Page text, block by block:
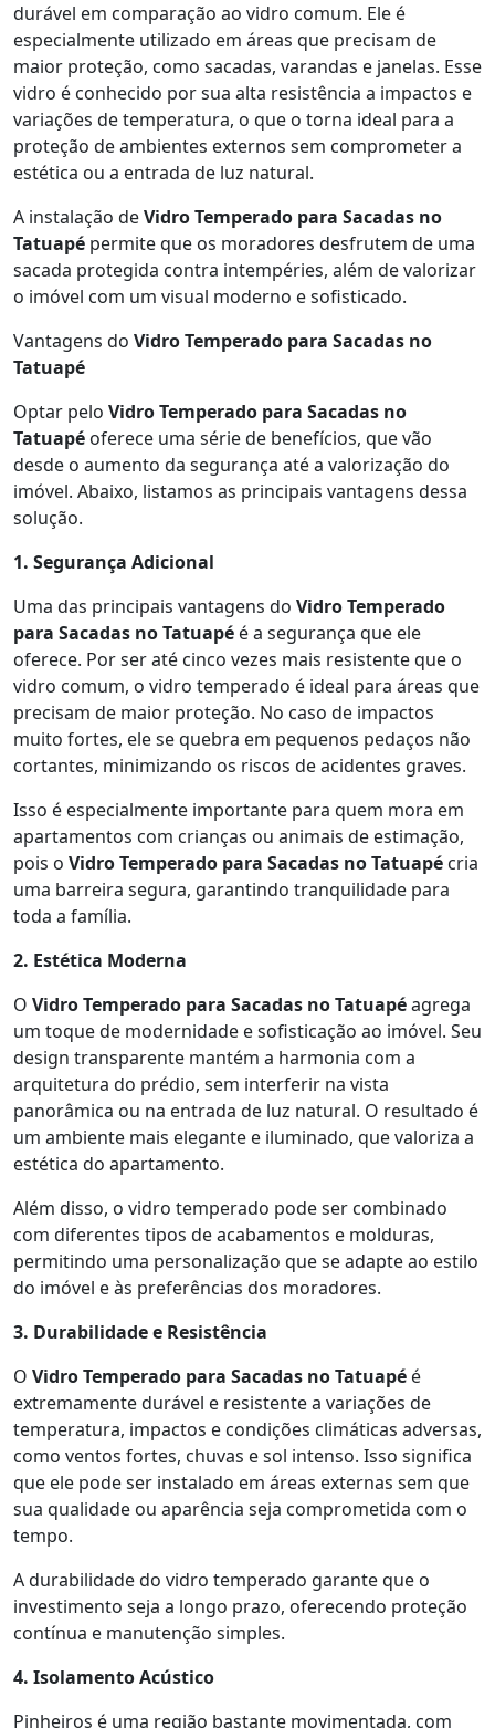
durável em comparação ao vidro comum. Ele é
especialmente utilizado em áreas que precisam de
maior proteção, como sacadas, varandas e janelas. Esse
vidro é conhecido por sua alta resistência a impactos e
variações de temperatura, o que o torna ideal para a
proteção de ambientes externos sem comprometer a
estética ou a entrada de luz natural.
A instalação deVidro Temperado para Sacadas no
Tatuapé permite que os moradores desfrutem de uma
sacada protegida contra intempéries, além de valorizar
o imóvel com um visual moderno e sofisticado.
Vantagens do Vidro Temperado para Sacadas no
Tatuapé
Optar pelo Vidro Temperado para Sacadas no
Tatuapé oferece uma série de benefícios, que vão
desde o aumento da segurança até a valorização do
imóvel. Abaixo, listamos as principais vantagens dessa
solução.
1. Segurança Adicional
Uma das principais vantagens do Vidro Temperado
para Sacadas no Tatuapé é a segurança que ele
oferece. Por ser até cinco vezes mais resistente que o
vidro comum, o vidro temperado é ideal para áreas que
precisam de maior proteção. No caso de impactos
muito fortes, ele se quebra em pequenos pedaços não
cortantes, minimizando os riscos de acidentes graves.
Isso é especialmente importante para quem mora em
apartamentos com crianças ou animais de estimação,
pois o Vidro Temperado para Sacadas no Tatuapé cria
uma barreira segura, garantindo tranquilidade para
toda a família.
2. Estética Moderna
O Vidro Temperado para Sacadas no Tatuapéagrega
um toque de modernidade e sofisticação ao imóvel. Seu
design transparente mantém a harmonia com a
arquitetura do prédio, sem interferir na vista
panorâmica ou na entrada de luz natural. O resultado é
um ambiente mais elegante e iluminado, que valoriza a
estética do apartamento.
Além disso, o vidro temperado pode ser combinado
com diferentes tipos de acabamentos e molduras,
permitindo uma personalização que se adapte ao estilo
do imóvel e às preferências dos moradores.
3. Durabilidade e Resistência
O Vidro Temperado para Sacadas no Tatuapé é
extremamente durável e resistente a variações de
temperatura, impactos e condições climáticas adversas,
como ventos fortes, chuvas e sol intenso. Isso significa
que ele pode ser instalado em áreas externas sem que
sua qualidade ou aparência seja comprometida com o
tempo.
A durabilidade do vidro temperado garante que o
investimento seja a longo prazo, oferecendo proteção
contínua e manutenção simples.
4. Isolamento Acústico
Pinheiros é uma região bastante movimentada, com